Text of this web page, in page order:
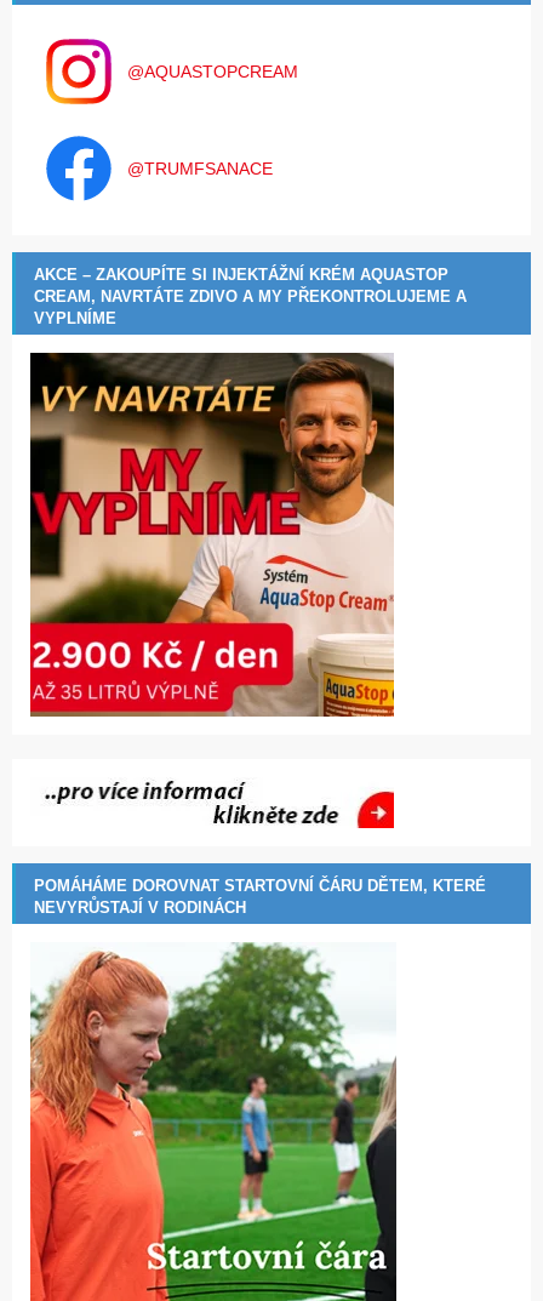
@AQUASTOPCREAM
@TRUMFSANACE
AKCE – ZAKOUPÍTE SI INJEKTÁŽNÍ KRÉM AQUASTOP
CREAM, NAVRTÁTE ZDIVO A MY PŘEKONTROLUJEME A
VYPLNÍME
POMÁHÁME DOROVNAT STARTOVNÍ ČÁRU DĚTEM, KTERÉ
NEVYRŮSTAJÍ V RODINÁCH